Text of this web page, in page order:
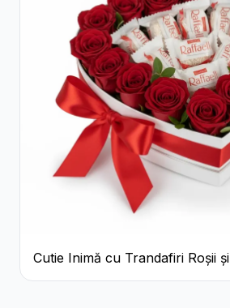
Cutie Inimă cu Trandafiri Roșii și
Bomboane Raffaello